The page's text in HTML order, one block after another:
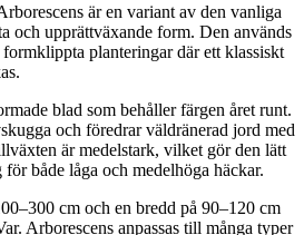
är en variant av den vanliga
och upprättväxande form. Den används
planteringar där ett klassiskt
blad som behåller färgen året runt.
och föredrar väldränerad jord med
är medelstark, vilket gör den lätt
både låga och medelhöga häckar.
cm och en bredd på 90–120 cm
Arborescens anpassas till många typer